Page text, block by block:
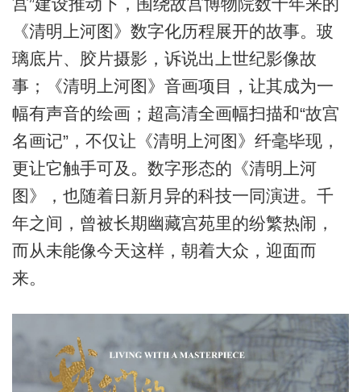
《清明上河图》数字化历程展开的故事。玻
璃底片、胶片摄影，诉说出上世纪影像故
事；《清明上河图》音画项目，让其成为一
幅有声音的绘画；超高清全画幅扫描和“故宫
名画记”，不仅让《清明上河图》纤毫毕现，
更让它触手可及。数字形态的《清明上河
图》，也随着日新月异的科技一同演进。千
年之间，曾被长期幽藏宫苑里的纷繁热闹，
而从未能像今天这样，朝着大众，迎面而
来。